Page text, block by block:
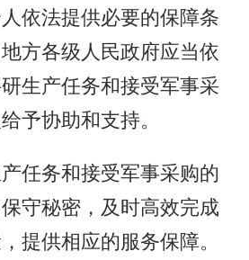
依法提供必要的保障条
方各级人民政府应当依
生产任务和接受军事采
予协助和支持。
任务和接受军事采购的
守秘密，及时高效完成
提供相应的服务保障。